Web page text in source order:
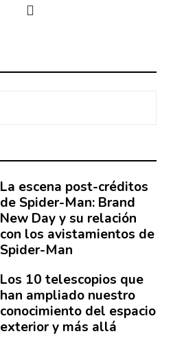
La escena post-créditos
de Spider-Man: Brand
New Day y su relación
con los avistamientos de
Spider-Man
Los 10 telescopios que
han ampliado nuestro
conocimiento del espacio
exterior y más allá